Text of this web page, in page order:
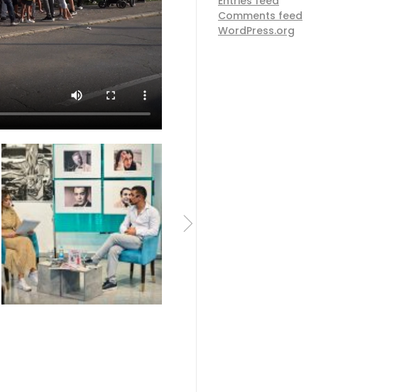
Comments feed
WordPress.org